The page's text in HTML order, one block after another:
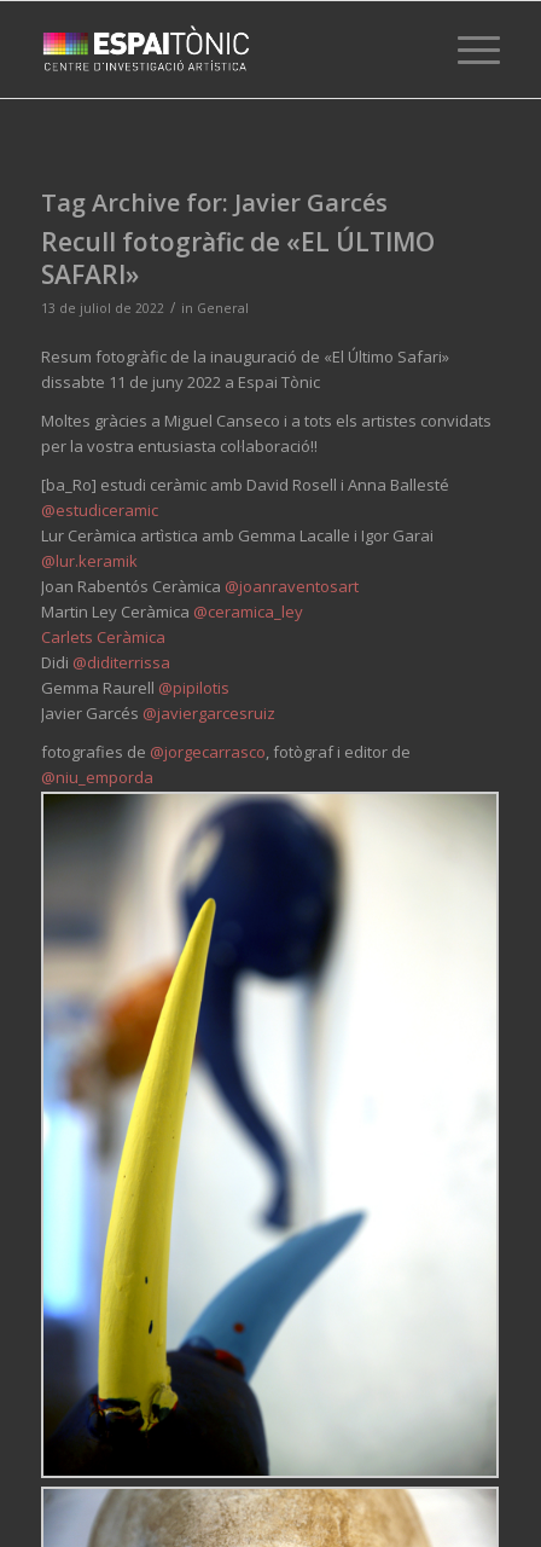
Tag Archive for: Javier Garcés
Recull fotogràfic de «EL ÚLTIMO
SAFARI»
13 de juliol de 2022 / in General
Resum fotogràfic de la inauguració de «El Último Safari»
dissabte 11 de juny 2022 a Espai Tònic
Moltes gràcies a Miguel Canseco i a tots els artistes convidats
per la vostra entusiasta col·laboració!!
[ba_Ro] estudi ceràmic amb David Rosell i Anna Ballesté
@estudiceramic
Lur Ceràmica artìstica amb Gemma Lacalle i Igor Garai
@lur.keramik
Joan Rabentós Ceràmica @joanraventosart
Martin Ley Ceràmica @ceramica_ley
Carlets Ceràmica
Didi @diditerrissa
Gemma Raurell @pipilotis
Javier Garcés @javiergarcesruiz
fotografies de @jorgecarrasco, fotògraf i editor de
@niu_emporda